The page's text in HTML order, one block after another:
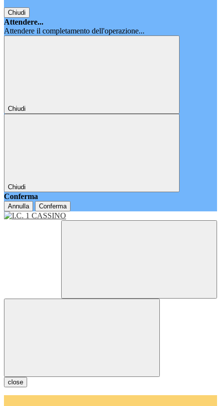
Chiudi
Attendere...
Attendere il completamento dell'operazione...
Chiudi
Chiudi
Conferma
Annulla Conferma
close